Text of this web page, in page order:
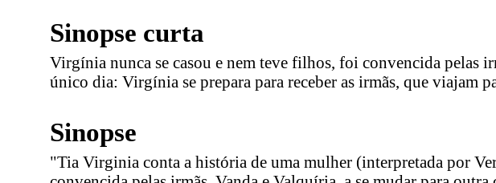
Sinopse curta
Virgínia nunca se casou e nem teve filhos, foi convencida pelas
único dia: Virgínia se prepara para receber as irmãs, que viajam
Sinopse
"Tia Virginia conta a história de uma mulher (interpretada por